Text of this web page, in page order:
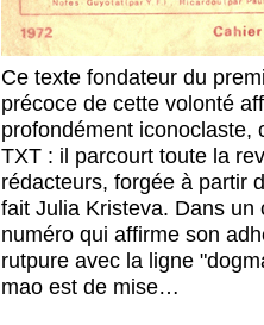
Ce texte fondateur du
précoce de cette volonté
profondément iconoclaste,
TXT : il parcourt toute la
rédacteurs, forgée à partir
fait Julia Kristeva. Dans un
numéro qui affirme son
rutpure avec la ligne
mao est de mise…